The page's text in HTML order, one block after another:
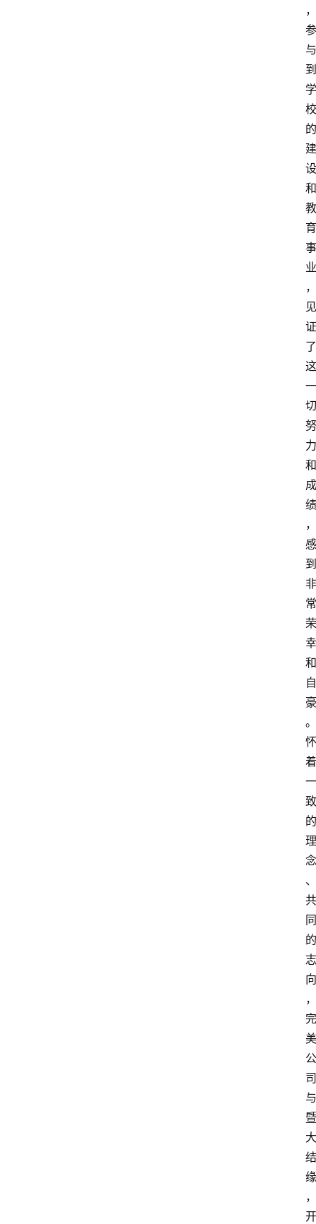
，
参
与
到
学
校
的
建
设
和
教
育
事
业
，
见
证
了
这
一
切
努
力
和
成
绩
，
感
到
非
常
荣
幸
和
自
豪
。
怀
着
一
致
的
理
念
、
共
同
的
志
向
，
完
美
公
司
与
暨
大
结
缘
，
开